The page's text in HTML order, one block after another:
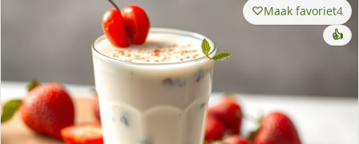
Maak favoriet4
👍